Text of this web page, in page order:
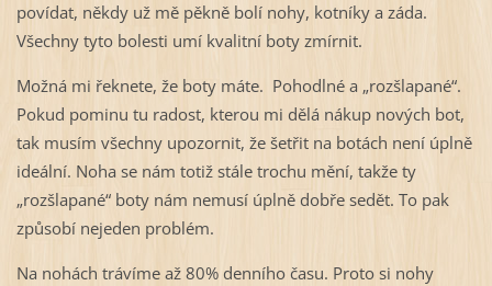
povídat, někdy už mě pěkně bolí nohy, kotníky a záda.
Všechny tyto bolesti umí kvalitní boty zmírnit.
Možná mi řeknete, že boty máte. Pohodlné a „rozšlapané“.
Pokud pominu tu radost, kterou mi dělá nákup nových bot,
tak musím všechny upozornit, že šetřit na botách není úplně
ideální. Noha se nám totiž stále trochu mění, takže ty
„rozšlapané“ boty nám nemusí úplně dobře sedět. To pak
způsobí nejeden problém.
Na nohách trávíme až 80% denního času. Proto si nohy